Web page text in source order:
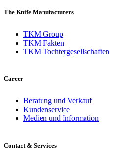
The Knife Manufacturers
TKM Group
TKM Fakten
TKM Tochtergesellschaften
Career
Beratung und Verkauf
Kundenservice
Medien und Information
Contact & Services